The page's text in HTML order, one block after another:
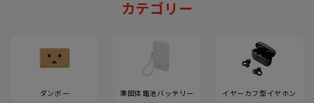
カテゴリー
ダンボー 準固体電池バッテリー イヤーカフ型イヤホン